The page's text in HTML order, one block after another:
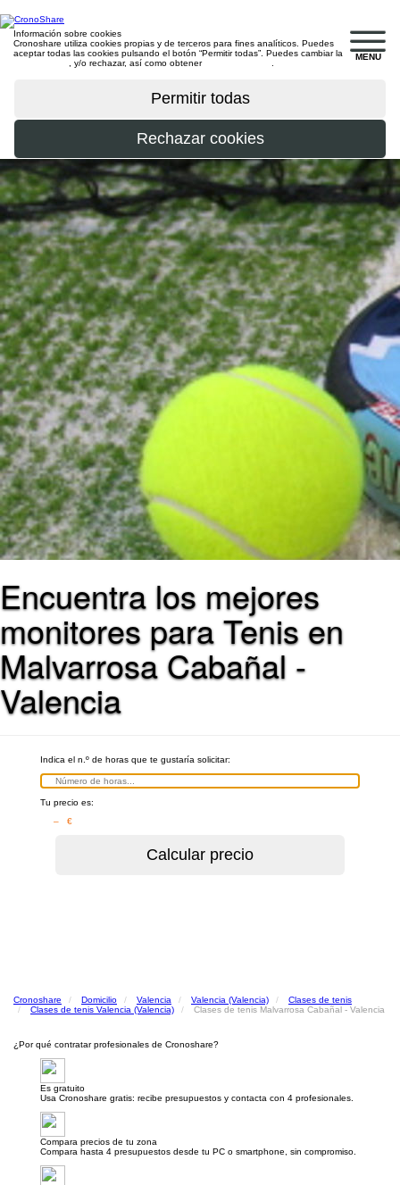
MENU
Información sobre cookies
Cronoshare utiliza cookies propias y de terceros para fines analíticos. Puedes
aceptar todas las cookies pulsando el botón “Permitir todas”. Puedes cambiar la
, y/o rechazar, así como obtener
Encuentra los mejores
monitores para Tenis en
Malvarrosa Cabañal -
Valencia
Indica el n.º de horas que te gustaría solicitar:
Tu precio es:
– €
Cronoshare Domicilio Valencia Valencia (Valencia)
Clases de tenis
Clases de tenis Valencia (Valencia)
Clases de tenis Malvarrosa Cabañal - Valencia
¿Por qué contratar profesionales de Cronoshare?
Es gratuito
Usa Cronoshare gratis: recibe presupuestos y contacta con 4 profesionales.
Compara precios de tu zona
Compara hasta 4 presupuestos desde tu PC o smartphone, sin compromiso.